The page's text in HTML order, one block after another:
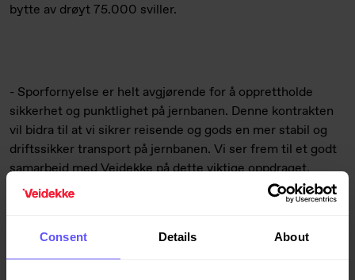
Consent Details About
bytte av drøyt 75.000 sviller.
- Sporfornyelse er helt avgjørende for å opprettholde
sikkerhet og punktlighet på jernbanen. Denne kontrakten
vil bidra til at vi sikrer reisende og gods en mer stabil og
driftssikker transport på jernbanen. Vi ser frem til et godt
samarbeid med Veidekke på dette viktige oppdraget.
Veidekke har kompetanse og erfaring som gir oss trygghet
for at dette omfattende prosjektet blir gjennomført
konserndirektør Drift og vedlikehold i Bane NOR.